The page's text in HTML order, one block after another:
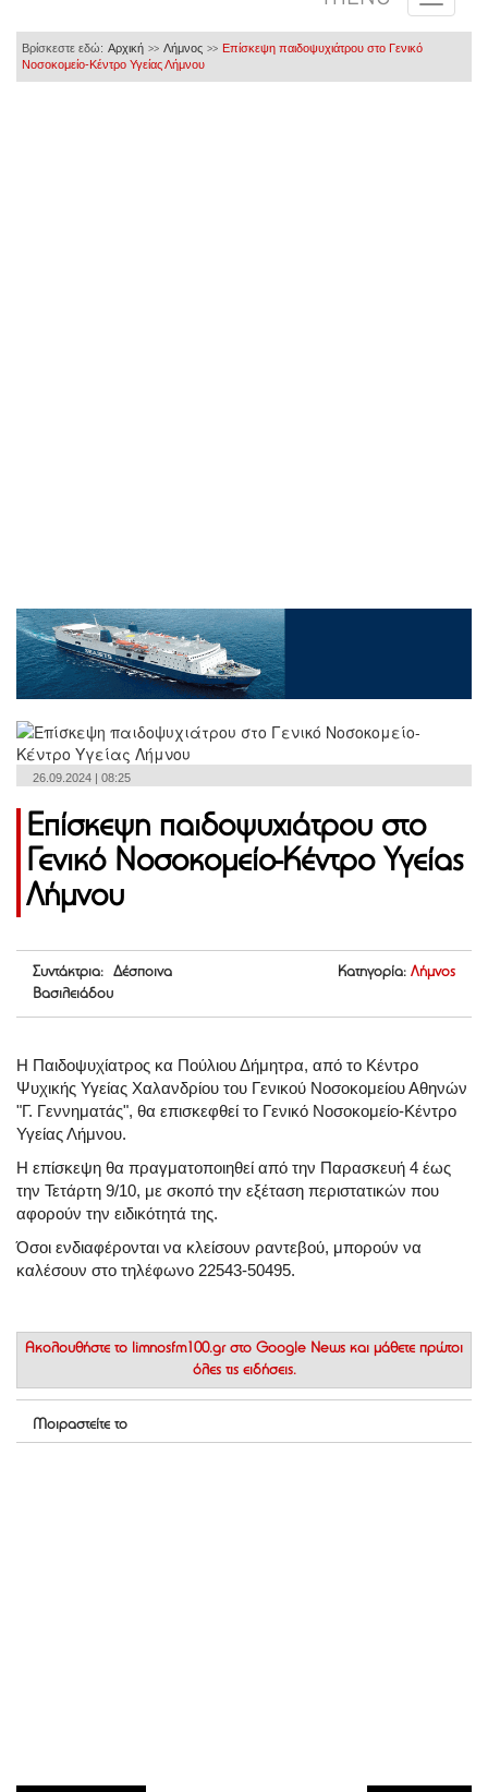
Βρίσκεστε εδώ: Αρχική >> Λήμνος >> Επίσκεψη παιδοψυχιάτρου στο Γενικό
Νοσοκομείο-Κέντρο Υγείας Λήμνου
26.09.2024 | 08:25
Επίσκεψη παιδοψυχιάτρου στο
Γενικό Νοσοκομείο-Κέντρο Υγείας
Λήμνου
Συντάκτρια: Δέσποινα
Βασιλειάδου
Κατηγορία: Λήμνος
Η Παιδοψυχίατρος κα Πούλιου Δήμητρα, από το Κέντρο
Ψυχικής Υγείας Χαλανδρίου του Γενικού Νοσοκομείου Αθηνών
"Γ. Γεννηματάς", θα επισκεφθεί το Γενικό Νοσοκομείο-Κέντρο
Υγείας Λήμνου.
Η επίσκεψη θα πραγματοποιηθεί από την Παρασκευή 4 έως
την Τετάρτη 9/10, με σκοπό την εξέταση περιστατικών που
αφορούν την ειδικότητά της.
Όσοι ενδιαφέρονται να κλείσουν ραντεβού, μπορούν να
καλέσουν στο τηλέφωνο 22543-50495.
Ακολουθήστε το limnosfm100.gr στο Google News και μάθετε πρώτοι
όλες τις ειδήσεις.
Μοιραστείτε το